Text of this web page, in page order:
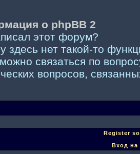
о phpBB 2
этот форум?
здесь нет такой-то
связаться по
вопросов,
Register
Вход на